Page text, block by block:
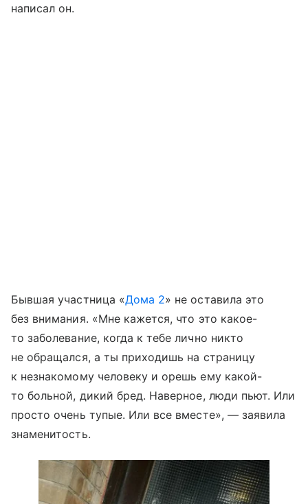
написал он.
Бывшая участница «Дома 2» не оставила это
без внимания. «Мне кажется, что это какое-
то заболевание, когда к тебе лично никто
не обращался, а ты приходишь на страницу
к незнакомому человеку и орешь ему какой-
то больной, дикий бред. Наверное, люди пьют. Или
просто очень тупые. Или все вместе», — заявила
знаменитость.